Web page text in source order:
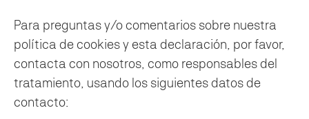
Para preguntas y/o comentarios sobre nuestra
política de cookies y esta declaración, por favor,
contacta con nosotros, como responsables del
tratamiento, usando los siguientes datos de
contacto: